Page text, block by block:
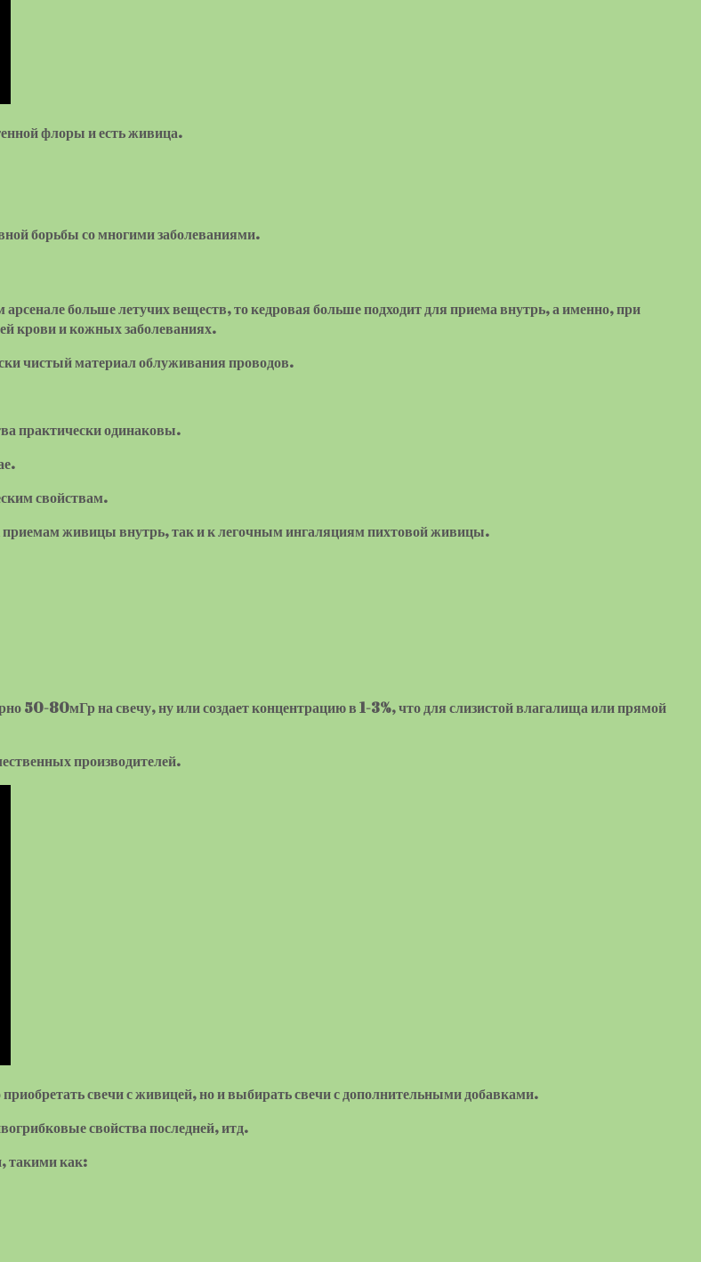
флоры и есть живица.
борьбы со многими заболеваниями.
больше летучих веществ, то кедровая больше подходит для приема внутрь, а именно, при
крови и кожных заболеваниях.
чистый материал облуживания проводов.
практически одинаковы.
свойствам.
приемам живицы внутрь, так и к легочным ингаляциям пихтовой живицы.
50-80мГр на свечу, ну или создает концентрацию в 1-3%, что для слизистой влагалища или прямой
производителей.
свечи с живицей, но и выбирать свечи с дополнительными добавками.
свойства последней, итд.
такими как: